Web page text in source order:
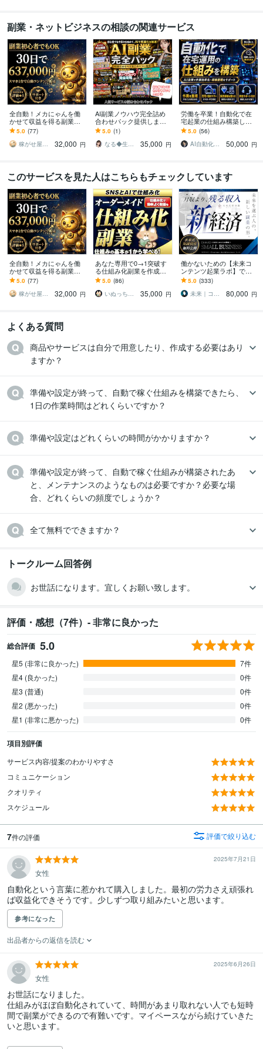
副業・ネットビジネスの相談の関連サービス
全自動！メカにゃんを働
かせて収益を得る副業教
えます スマホ１台｜超初
心者向け｜放置型副業｜
自動コンテンツ販売
5.0 (77)
稼がせ屋まさる｜プロマーケター｜２冠達成
32,000 円
AI副業ノウハウ完全詰め
合わせパック提供します
✅AIを活用した収益化ノウ
ハウをまとめて提供しま
す
5.0 (1)
なる◆生成AI活用サポート
35,000 円
労働を卒業！自動化で在
宅起業の仕組み構築しま
す 脱！労働今日からあな
たも自由を！副業初心者/
おすすめ/スマホ
5.0 (56)
AI自動化▶︎3000万超
50,000 円
このサービスを見た人はこちらもチェックしています
全自動！メカにゃんを働
かせて収益を得る副業教
えます スマホ１台｜超初
心者向け｜放置型副業｜
自動コンテンツ販売
5.0 (77)
稼がせ屋まさる｜プロマーケター｜２冠達成
32,000 円
あなた専用で0→1突破す
る仕組み化副業を作成し
ます サラリーマン/女性・
初心者OK/スマホで簡単/
副業/ノウハウ
5.0 (86)
いぬっち＠コンテンツ×仕組み化副業のプロ
35,000 円
働かないための【未来コ
ンテンツ起業ラボ】であ
ります 初心者副業→スモ
ール起業×実践AIスキル獲
得／自動／スマホ
5.0 (333)
未来｜コンテンツ起業ラボ
80,000 円
よくある質問
商品やサービスは自分で用意したり、作成する必要はあり
ますか？
準備や設定が終って、自動で稼ぐ仕組みを構築できたら、
1日の作業時間はどれくらいですか？
準備や設定はどれくらいの時間がかかりますか？
準備や設定が終って、自動で稼ぐ仕組みが構築されたあ
と、メンテナンスのようなものは必要ですか？必要な場
合、どれくらいの頻度でしょうか？
全て無料でできますか？
トークルーム回答例
お世話になります。宜しくお願い致します。
評価・感想（7件）- 非常に良かった
総合評価 5.0
星5 (非常に良かった)
7件
星4 (良かった)
0件
星3 (普通)
0件
星2 (悪かった)
0件
星1 (非常に悪かった)
0件
項目別評価
サービス内容/提案のわかりやすさ
コミュニケーション
クオリティ
スケジュール
7件の評価 評価で絞り込む
2025年7月21日
女性
自動化という言葉に惹かれて購入しました。最初の労力さえ頑張れ
ば収益化できそうです。少しずつ取り組みたいと思います。
参考になった
出品者からの返信を読む
2025年6月26日
女性
お世話になりました。
仕組みがほぼ自動化されていて、時間があまり取れない人でも短時
間で副業ができるので有難いです。マイペースながら続けていきた
いと思います。